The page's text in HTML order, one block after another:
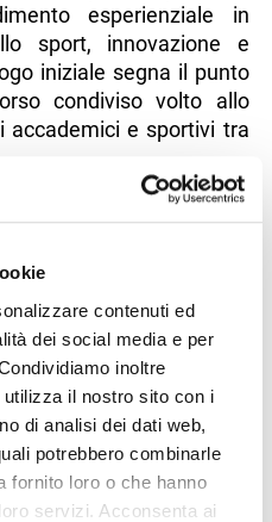
contenuti ed
dei social media e per
inoltre
il nostro sito con i
di analisi dei dati web,
potrebbero combinarle
fornito loro o che hanno
servizi. Acconsenta ai
esperienziale in
sport, innovazione e
iniziale segna il punto
condiviso volto allo
accademici e sportivi tra
questo percorso con
è sempre stato
un ponte con gli Stati
apre opportunità
club che per il mondo
per Babson
unica di collaborare con
come l'Udinese Calcio.